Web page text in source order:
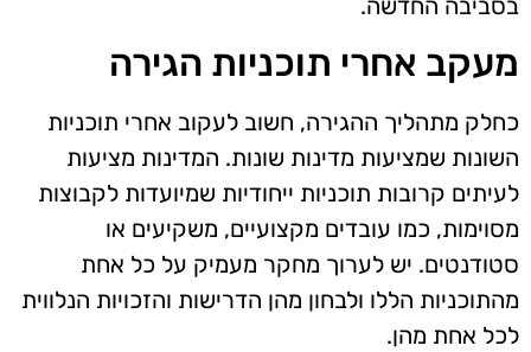
מעקב אחרי תוכניות הגירה
כחלק מתהליך ההגירה, חשוב לעקוב אחרי תוכניות
השונות שמציעות מדינות שונות. המדינות מציעות
לעיתים קרובות תוכניות ייחודיות שמיועדות לקבוצות
מסוימות, כמו עובדים מקצועיים, משקיעים או
סטודנטים. יש לערוך מחקר מעמיק על כל אחת
מהתוכניות הללו ולבחון מהן הדרישות והזכויות הנלווית
לכל אחת מהן.